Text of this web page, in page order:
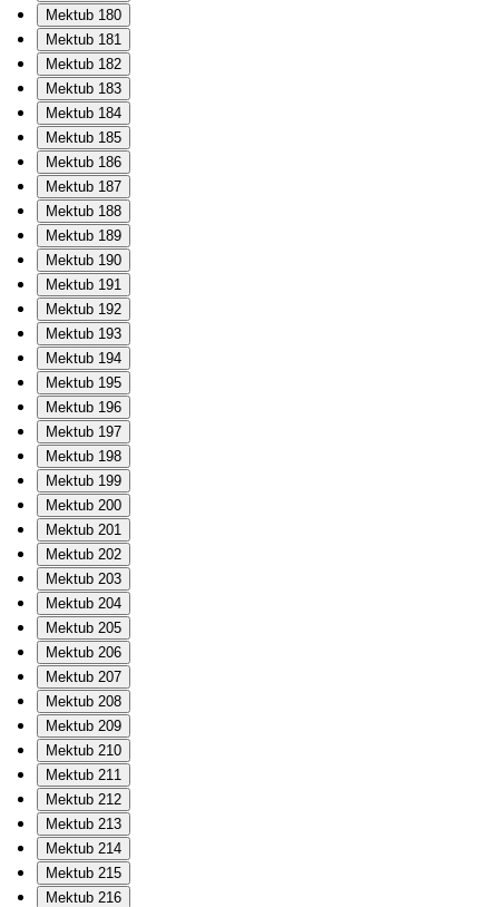
Mektub 180
Mektub 181
Mektub 182
Mektub 183
Mektub 184
Mektub 185
Mektub 186
Mektub 187
Mektub 188
Mektub 189
Mektub 190
Mektub 191
Mektub 192
Mektub 193
Mektub 194
Mektub 195
Mektub 196
Mektub 197
Mektub 198
Mektub 199
Mektub 200
Mektub 201
Mektub 202
Mektub 203
Mektub 204
Mektub 205
Mektub 206
Mektub 207
Mektub 208
Mektub 209
Mektub 210
Mektub 211
Mektub 212
Mektub 213
Mektub 214
Mektub 215
Mektub 216